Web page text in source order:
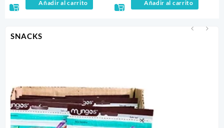
SNACKS
Añadir al carrito Añadir al carrito